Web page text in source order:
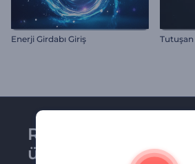
Enerji Girdabı Giriş
Renderforest
üye olun